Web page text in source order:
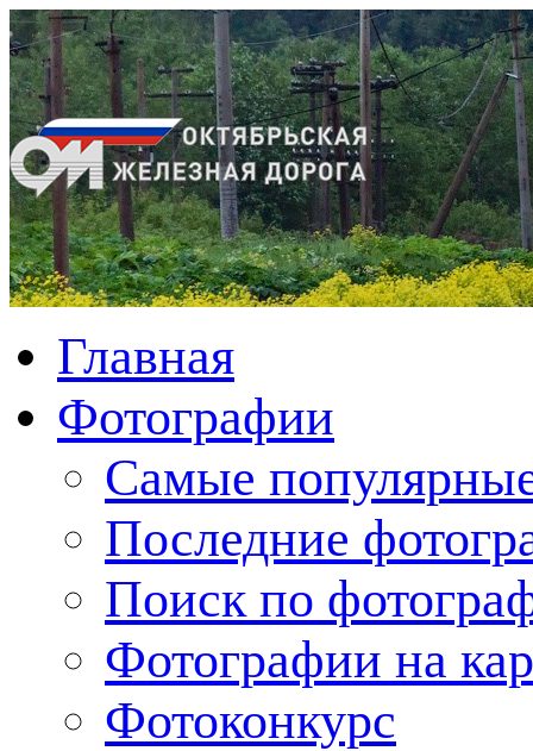
Главная
Фотографии
Cамые
Последние
Поиск по
Фотографии на
Фотоконкурс